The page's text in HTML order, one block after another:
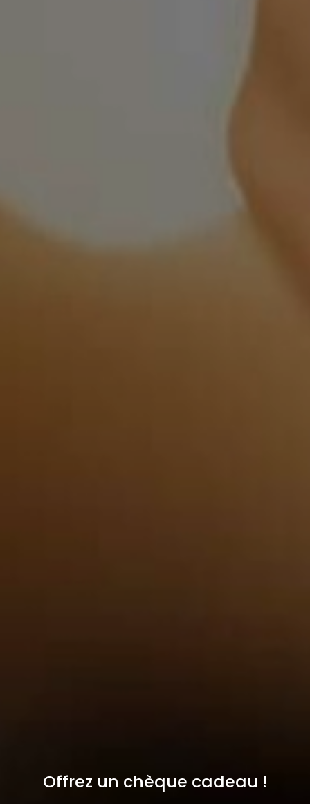
Offrez un chèque cadeau !